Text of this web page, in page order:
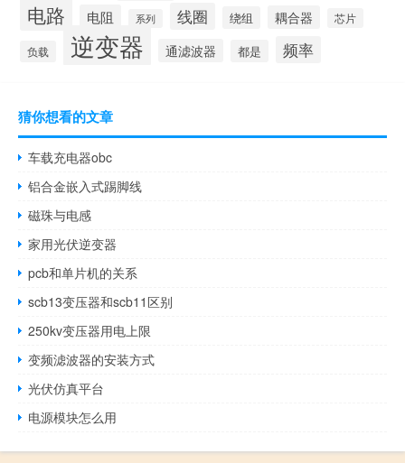
电路 电阻 系列 线圈 绕组 耦合器 芯片
负载 逆变器 通滤波器 都是 频率
猜你想看的文章
车载充电器obc
铝合金嵌入式踢脚线
磁珠与电感
家用光伏逆变器
pcb和单片机的关系
scb13变压器和scb11区别
250kv变压器用电上限
变频滤波器的安装方式
光伏仿真平台
电源模块怎么用